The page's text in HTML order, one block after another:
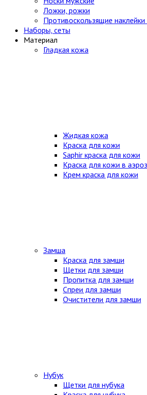
Ложки, рожки
Противоскользящие наклейки
Наборы, сеты
Материал
Гладкая кожа
Жидкая кожа
Краска для кожи
Saphir краска для кожи
Краска для кожи в
Крем краска для кожи
Замша
Краска для замши
Щетки для замши
Пропитка для замши
Спреи для замши
Очистители для замши
Нубук
Щетки для нубука